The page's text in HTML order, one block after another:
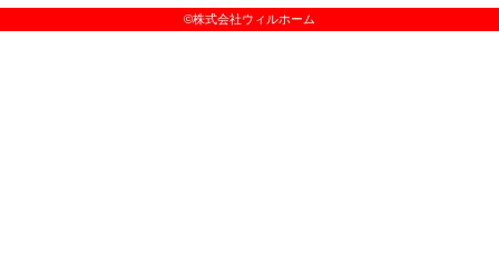
©株式会社ウィルホーム